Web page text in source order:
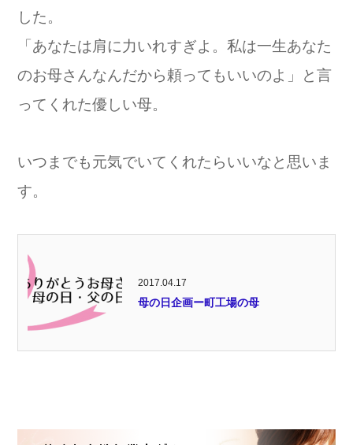
した。
「あなたは肩に力いれすぎよ。私は一生あなた
のお母さんなんだから頼ってもいいのよ」と言
ってくれた優しい母。
いつまでも元気でいてくれたらいいなと思いま
す。
2017.04.17
母の日企画ー町工場の母